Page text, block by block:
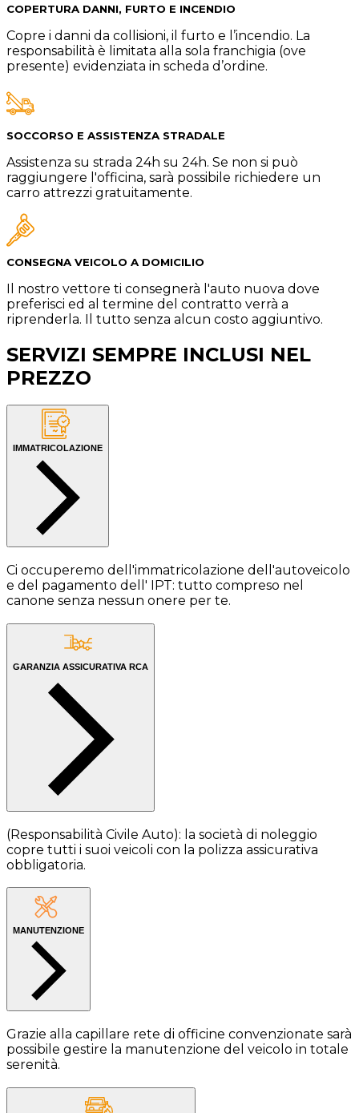
COPERTURA DANNI, FURTO E INCENDIO
Copre i danni da collisioni, il furto e l’incendio. La
responsabilità è limitata alla sola franchigia (ove
presente) evidenziata in scheda d’ordine.
SOCCORSO E ASSISTENZA STRADALE
Assistenza su strada 24h su 24h. Se non si può
raggiungere l'officina, sarà possibile richiedere un
carro attrezzi gratuitamente.
CONSEGNA VEICOLO A DOMICILIO
Il nostro vettore ti consegnerà l'auto nuova dove
preferisci ed al termine del contratto verrà a
riprenderla. Il tutto senza alcun costo aggiuntivo.
SERVIZI SEMPRE INCLUSI NEL
PREZZO
IMMATRICOLAZIONE
Ci occuperemo dell'immatricolazione dell'autoveicolo
e del pagamento dell' IPT: tutto compreso nel
canone senza nessun onere per te.
GARANZIA ASSICURATIVA RCA
(Responsabilità Civile Auto): la società di noleggio
copre tutti i suoi veicoli con la polizza assicurativa
obbligatoria.
MANUTENZIONE
Grazie alla capillare rete di officine convenzionate sarà
possibile gestire la manutenzione del veicolo in totale
serenità.